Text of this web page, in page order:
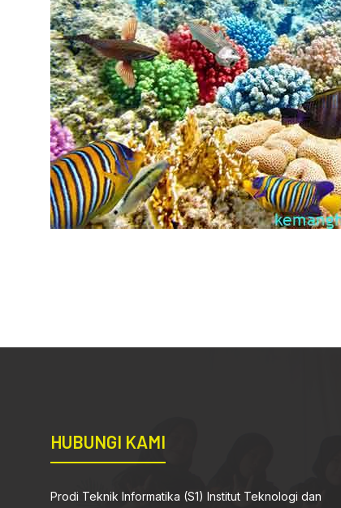
HUBUNGI KAMI
Prodi Teknik Informatika (S1) Institut Teknologi dan